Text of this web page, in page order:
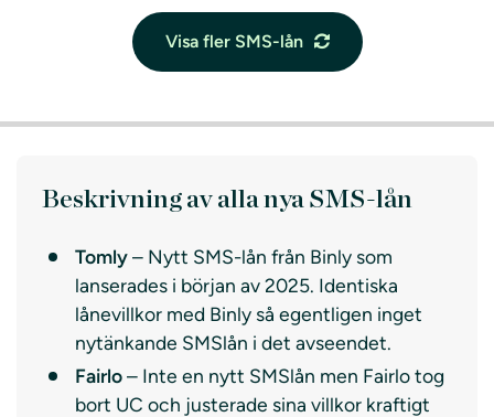
Visa fler SMS-lån
Beskrivning av alla nya SMS-lån
Tomly– Nytt SMS-lån från Binly som
lanserades i början av 2025. Identiska
lånevillkor med Binly så egentligen inget
nytänkande SMSlån i det avseendet.
Fairlo– Inte en nytt SMSlån men Fairlo tog
bort UC och justerade sina villkor kraftigt